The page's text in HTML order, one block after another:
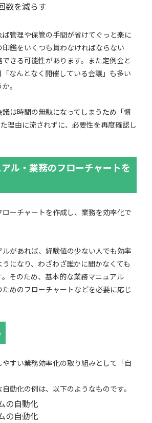
数を減らす
管理や保管の手間が省けてぐっと楽に
鑑をいくつも貰わなければならない
できる可能性があります。また定例会と
なんとなく開催している会議」も多い
。
議は時間の無駄になってしまうため「慣
理由に流されずに、必要性を再度確認し
ル・業務のフローチャートを
ーチャートを作成し、業務を効率化で
があれば、経験値の少ない人でも効率
になり、わざわざ誰かに聞かなくても
そのため、基本的な業務マニュアル
めのフローチャートなどを必要に応じ
すい業務効率化の取り組みとして「自
動化の例は、以下のようなものです。
の自動化
の自動化